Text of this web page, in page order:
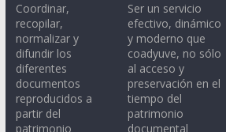
Coordinar,
recopilar,
normalizar y
difundir los
diferentes
documentos
reproducidos a
partir del
patrimonio
Ser un servicio
efectivo, dinámico
y moderno que
coadyuve, no sólo
al acceso y
preservación en el
tiempo del
patrimonio
documental